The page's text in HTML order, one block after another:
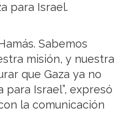
para Israel.
Sabemos
misión, y nuestra
que Gaza ya no
Israel”, expresó
la comunicación